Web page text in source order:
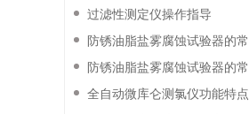
过滤性测定仪操作指导
全自动微库仑测氯仪功能特点